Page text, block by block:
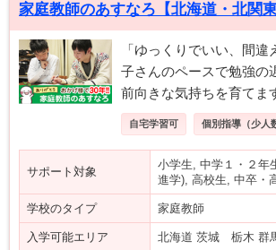
家庭教師のあすなろ【北海道・北関東
「ゆっくりでいい、間
子さんのペースで勉強の
前向きな気持ちを育てま
自宅学習可 個別指導（少人
サポート対象
小学生, 中学１・２年
進学), 高校生, 中卒・
学校のタイプ 家庭教師
入学可能エリア 北海道 茨城 栃木 群